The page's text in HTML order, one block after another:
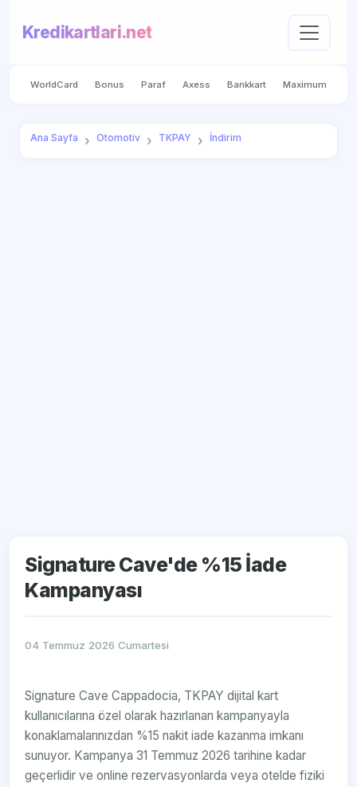
Kredikartlari.net
WorldCard Bonus Paraf Axess Bankkart Maximum
Ana Sayfa Otomotiv TKPAY İndirim
Signature Cave'de %15 İade
Kampanyası
04 Temmuz 2026 Cumartesi
Signature Cave Cappadocia, TKPAY dijital kart
kullanıcılarına özel olarak hazırlanan kampanyayla
konaklamalarınızdan %15 nakit iade kazanma imkanı
sunuyor. Kampanya 31 Temmuz 2026 tarihine kadar
geçerlidir ve online rezervasyonlarda veya otelde fiziki